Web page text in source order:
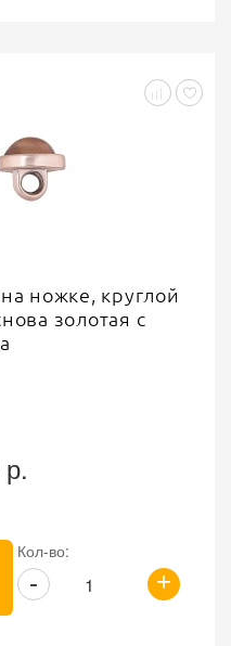
ножке, круглой
золотая с
Кол-во:
+
-